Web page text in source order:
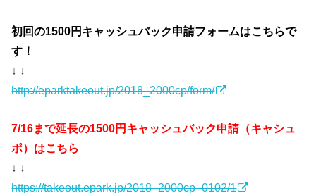
初回の1500円キャッシュバック申請フォームはこちらで
す！
↓ ↓
http://eparktakeout.jp/2018_2000cp/form/
7/16まで延長の1500円キャッシュバック申請（キャシュ
ポ）はこちら
↓ ↓
https://takeout.epark.jp/2018_2000cp_0102/1